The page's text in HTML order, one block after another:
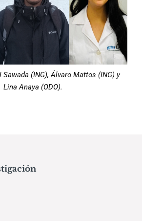
Sawada (ING), Álvaro Mattos (ING) y
Lina Anaya (ODO).